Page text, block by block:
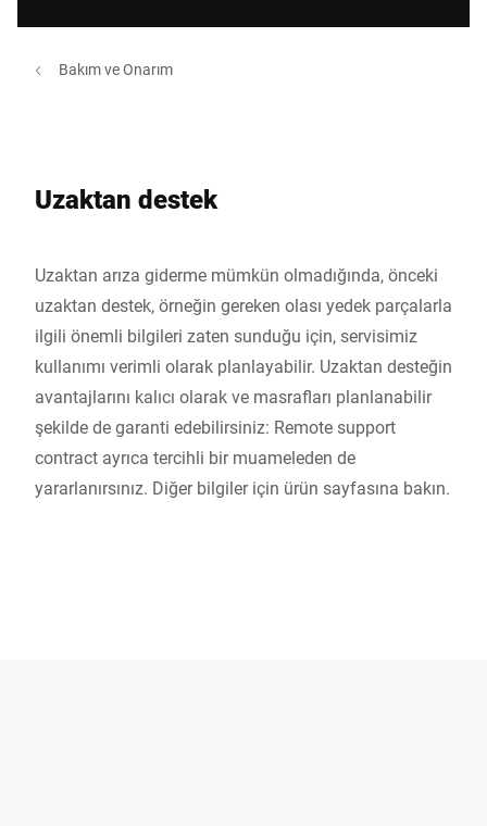
Bakım ve Onarım
Uzaktan destek
Uzaktan arıza giderme mümkün olmadığında, önceki
uzaktan destek, örneğin gereken olası yedek parçalarla
ilgili önemli bilgileri zaten sunduğu için, servisimiz
kullanımı verimli olarak planlayabilir. Uzaktan desteğin
avantajlarını kalıcı olarak ve masrafları planlanabilir
şekilde de garanti edebilirsiniz: Remote support
contract ayrıca tercihli bir muameleden de
yararlanırsınız. Diğer bilgiler için ürün sayfasına bakın.